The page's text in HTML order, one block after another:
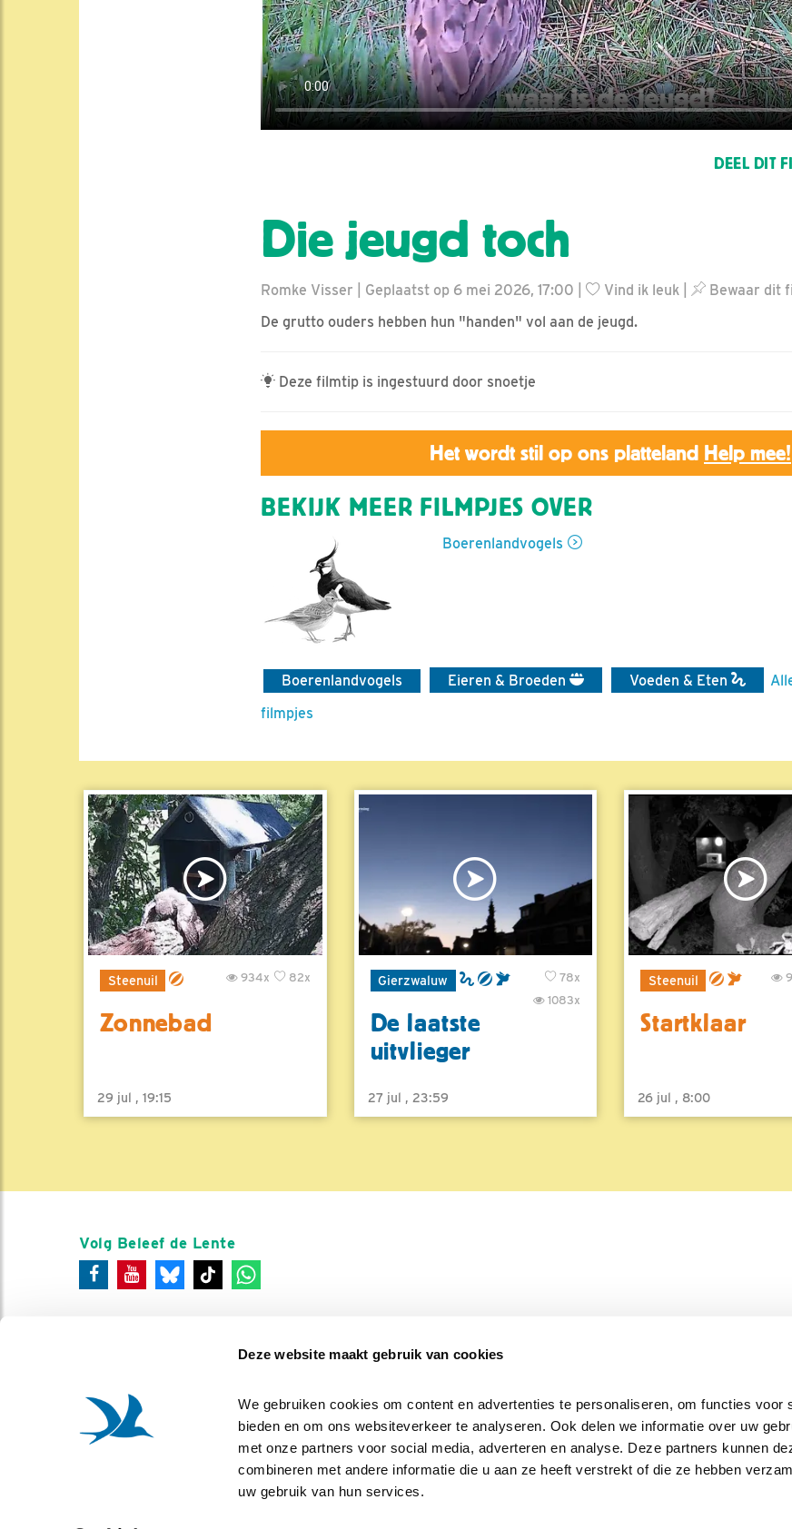
Deze website maakt gebruik van cookies
We gebruiken cookies om content en advertenties te personaliseren, om functies voor
bieden en om ons websiteverkeer te analyseren. Ook delen we informatie over uw
met onze partners voor social media, adverteren en analyse. Deze partners kunnen
combineren met andere informatie die u aan ze heeft verstrekt of die ze hebben
uw gebruik van hun services.
DEEL DIT
Die jeugd toch
Romke Visser | Geplaatst op 6 mei 2026, 17:00 | Vind ik leuk Bewaar dit
De grutto ouders hebben hun "handen" vol aan de jeugd.
Deze filmtip is ingestuurd door snoetje
Het wordt stil op ons platteland Help mee!
BEKIJK MEER FILMPJES OVER
Boerenlandvogels
Boerenlandvogels Eieren & Broeden Voeden & Eten
filmpjes
Steenuil 82x
934x
Zonnebad
29 jul , 19:15
Gierzwaluw
78x
1083x
De laatste
uitvlieger
27 jul , 23:59
Steenuil
Startklaar
26 jul , 8:00
Volg Beleef de Lente